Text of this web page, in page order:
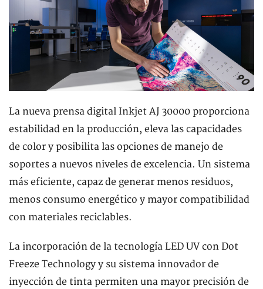
La nueva prensa digital Inkjet AJ 30000 proporciona
estabilidad en la producción, eleva las capacidades
de color y posibilita las opciones de manejo de
soportes a nuevos niveles de excelencia. Un sistema
más eficiente, capaz de generar menos residuos,
menos consumo energético y mayor compatibilidad
con materiales reciclables.
La incorporación de la tecnología LED UV con Dot
Freeze Technology y su sistema innovador de
inyección de tinta permiten una mayor precisión de